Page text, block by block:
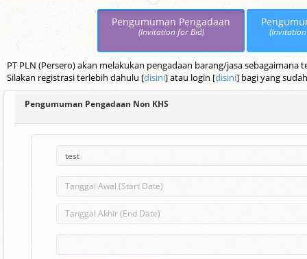
Pengumuman Pengadaan
(Invitation for Bid)
PT PLN (Persero) akan melakukan pengadaan barang/jasa
Silakan registrasi terlebih dahulu [disini] atau login [disini] bagi yang
Pengumuman Pengadaan Non KHS